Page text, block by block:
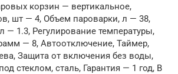
корзин — вертикальное,
шт — 4, Объем пароварки, л — 38,
— 1.3, Регулирование температуры,
— 8, Автоотключение, Таймер,
Защита от включения без воды,
стеклом, сталь, Гарантия — 1 год, В